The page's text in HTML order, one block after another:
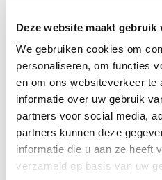
Deze website maakt gebruik
We gebruiken cookies om
personaliseren, om functies
en om ons websiteverkeer te
informatie over uw gebruik
partners voor social media,
partners kunnen deze
informatie die u aan ze heeft
verzameld op basis van uw
hetzelfde over.
“Wat voor mij belangrijk is
haal, is de gasten van begin
en ervaring te geven en dat
weer weggaan. Maar ook de
keuken en bediening om het
te halen en samen te
hoger niveau te kunnen
pairing voor bij de
gerechten, samen met de